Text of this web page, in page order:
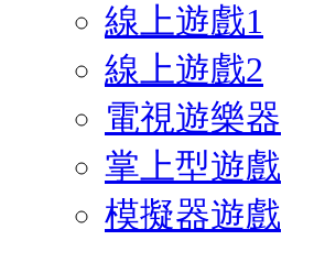
線上遊戲1
線上遊戲2
電視遊樂器
掌上型遊戲
模擬器遊戲